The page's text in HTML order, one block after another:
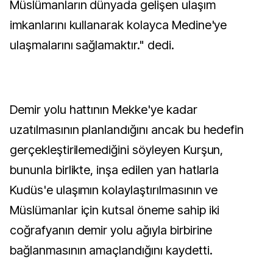
Müslümanların dünyada gelişen ulaşım
imkanlarını kullanarak kolayca Medine'ye
ulaşmalarını sağlamaktır." dedi.
Demir yolu hattının Mekke'ye kadar
uzatılmasının planlandığını ancak bu hedefin
gerçekleştirilemediğini söyleyen Kurşun,
bununla birlikte, inşa edilen yan hatlarla
Kudüs'e ulaşımın kolaylaştırılmasının ve
Müslümanlar için kutsal öneme sahip iki
coğrafyanın demir yolu ağıyla birbirine
bağlanmasının amaçlandığını kaydetti.